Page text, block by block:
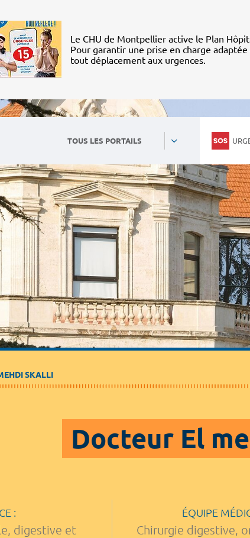
Le CHU de Montpellier active le Plan
Pour garantir une prise en charge
tout déplacement aux urgences.
TOUS LES PORTAILS
SKALLI
Docteur El
:
digestive et
ÉQUIPE
Chirurgie digestive,